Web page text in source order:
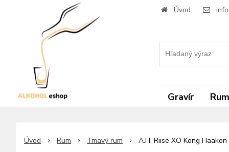
Úvod
Gravír Rum
Úvod Rum Tmavý rum A.H. Riise XO Kong